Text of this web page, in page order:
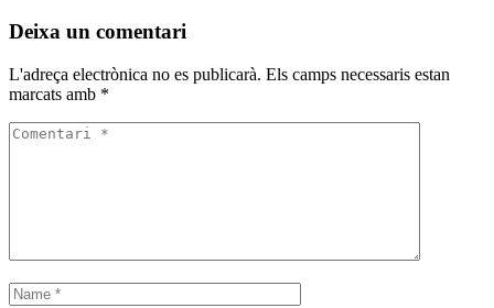
Deixa un comentari
L'adreça electrònica no es publicarà. Els camps necessaris estan
marcats amb *